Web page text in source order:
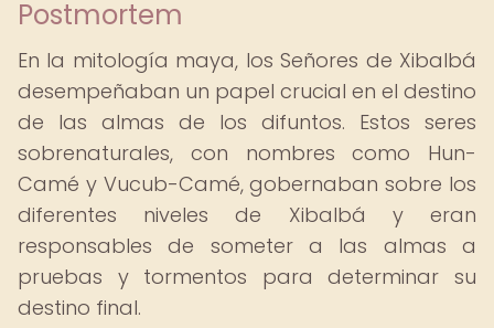
Postmortem
En la mitología maya, los Señores de Xibalbá
desempeñaban un papel crucial en el destino
de las almas de los difuntos. Estos seres
sobrenaturales, con nombres como Hun-
Camé y Vucub-Camé, gobernaban sobre los
diferentes niveles de Xibalbá y eran
responsables de someter a las almas a
pruebas y tormentos para determinar su
destino final.